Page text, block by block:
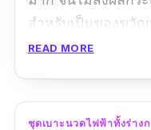
สำหรับเป็นของขวั
เป็นพิเศษ เพราะช่ว
READ MORE
ชุดเบาะนวดไฟฟ้าทั้งร่าง